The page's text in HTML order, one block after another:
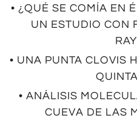
• ¿QUÉ SE COMÍA EN
UN ESTUDIO CON
• UNA PUNTA CLOVIS
• ANÁLISIS
CUEVA DE LAS